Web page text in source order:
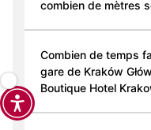
combien de mètres
Combien de temps
gare de Kraków
Boutique Hotel